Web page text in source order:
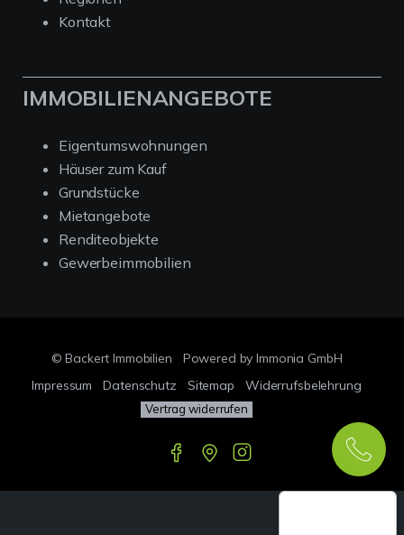
Kontakt
IMMOBILIENANGEBOTE
Eigentumswohnungen
Häuser zum Kauf
Grundstücke
Mietangebote
Renditeobjekte
Gewerbeimmobilien
© Backert Immobilien
Powered by Immonia GmbH
Impressum
Datenschutz Sitemap Widerrufsbelehrung
Vertrag widerrufen